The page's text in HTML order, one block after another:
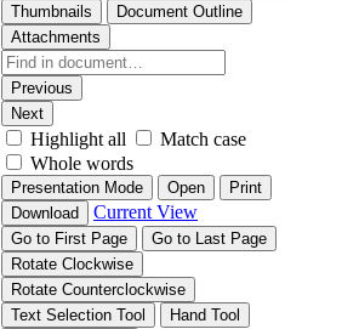
Thumbnails
Document Outline
Attachments
Previous
Next
Highlight all
Match case
Whole words
Presentation Mode Open
Print
Download
Current View
Go to First Page
Go to Last Page
Rotate Clockwise
Rotate Counterclockwise
Text Selection Tool
Hand Tool